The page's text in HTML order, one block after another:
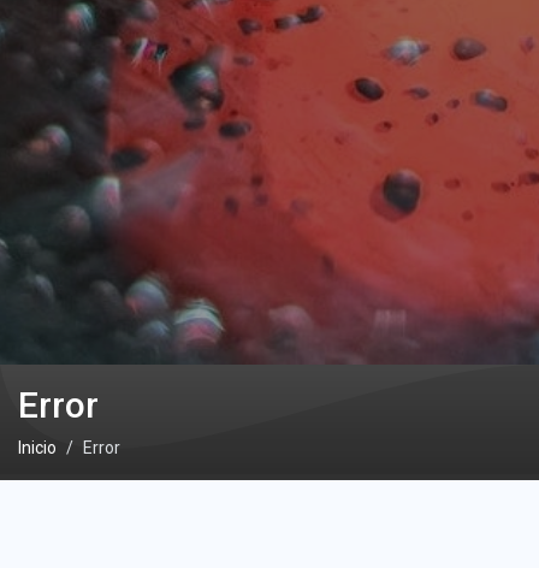
Error
Inicio Error